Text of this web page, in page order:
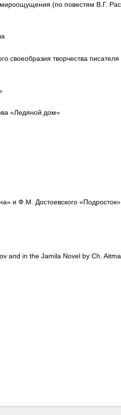
мироощущения (по повестям В.Г.
своеобразия творчества
«Ледяной дом»
и Ф.М. Достоевского
and in the Jamila Novel by Ch.